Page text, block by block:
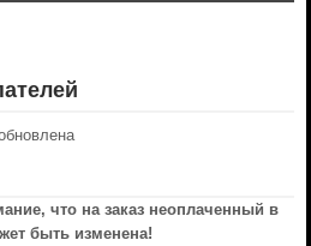
что на заказ неоплаченный в
быть изменена!